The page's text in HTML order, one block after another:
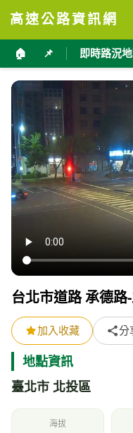
高速公路資訊網
🏠 📌 即時路況
台北市道路 承德
加入收藏 分
地點資訊
臺北市 北投區
海拔